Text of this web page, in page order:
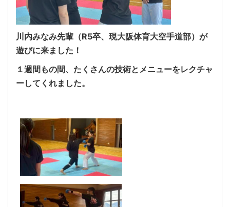
川内みなみ先輩（R5卒、現大阪体育大空手道部）が
遊びに来ました！
１週間もの間、たくさんの技術とメニューをレクチャ
ーしてくれました。